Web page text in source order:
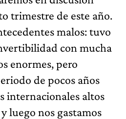
trimestre de este año.
malos: tuvo
con mucha
enormes, pero
de pocos años
internacionales altos
luego nos gastamos